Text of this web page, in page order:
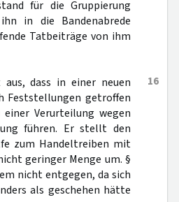
für die Gruppierung
in die Bandenabrede
Tatbeiträge von ihm
16
dass in einer neuen
Feststellungen getroffen
Verurteilung wegen
führen. Er stellt den
zum Handeltreiben mit
geringer Menge um. §
nicht entgegen, da sich
als geschehen hätte